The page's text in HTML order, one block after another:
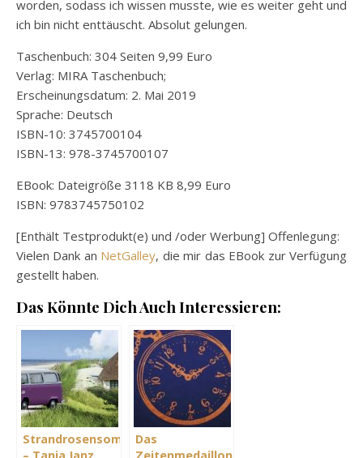
worden, sodass ich wissen musste, wie es weiter geht und
ich bin nicht enttäuscht. Absolut gelungen.
Taschenbuch: 304 Seiten 9,99 Euro
Verlag: MIRA Taschenbuch;
Erscheinungsdatum: 2. Mai 2019
Sprache: Deutsch
ISBN-10: 3745700104
ISBN-13: 978-3745700107
EBook: Dateigröße 3118 KB 8,99 Euro
ISBN: 9783745750102
[Enthält Testprodukt(e) und /oder Werbung] Offenlegung:
Vielen Dank an NetGalley, die mir das EBook zur Verfügung
gestellt haben.
Das Könnte Dich Auch Interessieren:
Strandrosensommer
– Tanja Janz
Das
Zeitenmedaillon